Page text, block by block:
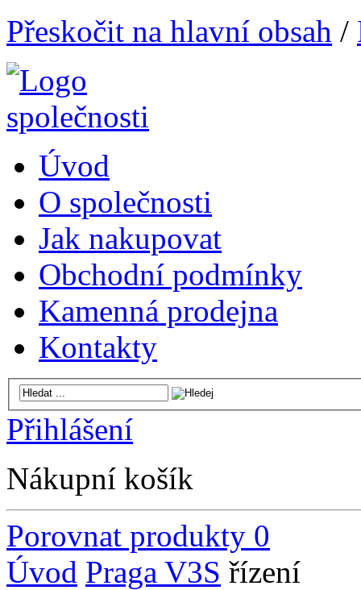
Přeskočit na hlavní obsah /
Úvod
O společnosti
Jak nakupovat
Obchodní podmínky
Kamenná prodejna
Kontakty
Přihlášení
Nákupní košík
Porovnat produkty 0
Úvod Praga V3S řízení